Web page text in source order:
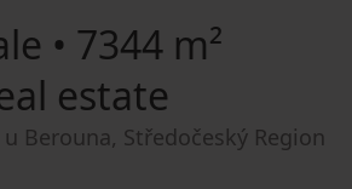
• 7344 m²
estate
Berouna, Středočeský Region